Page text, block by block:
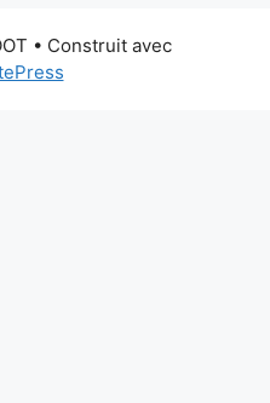
• Construit avec